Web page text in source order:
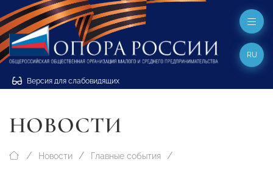
Версия для слабовидящих
RU
НОВОСТИ
Новости Главные события